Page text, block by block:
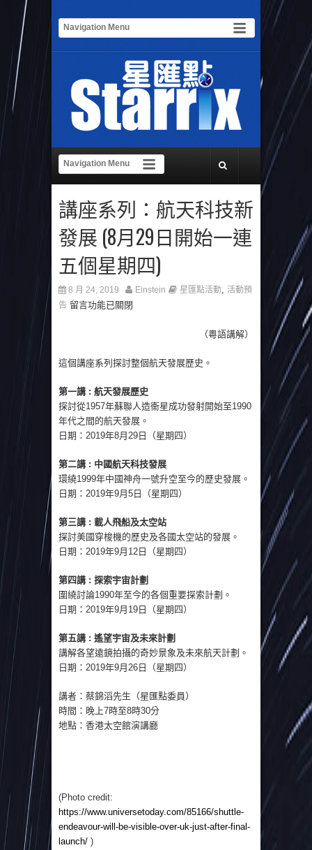
講座系列：航天科技新
發展 (8月29日開始一連
五個星期四)
8 月 24, 2019 Einstein 星匯點活動, 活動預
告 留言功能已關閉
（粵語講解）
這個講座系列探討整個航天發展歷史。
第一講 : 航天發展歷史
探討從1957年蘇聯人造衞星成功發射開始至1990
年代之間的航天發展。
日期：2019年8月29日（星期四）
第二講 : 中國航天科技發展
環繞1999年中國神舟一號升空至今的歷史發展。
日期：2019年9月5日（星期四）
第三講 : 載人飛船及太空站
探討美國穿梭機的歷史及各國太空站的發展。
日期：2019年9月12日（星期四）
第四講 : 探索宇宙計劃
圍繞討論1990年至今的各個重要探索計劃。
日期：2019年9月19日（星期四）
第五講 : 遙望宇宙及未來計劃
講解各望遠鏡拍攝的奇妙景象及未來航天計劃。
日期：2019年9月26日（星期四）
講者：蔡錦滔先生（星匯點委員）
時間：晚上7時至8時30分
地點：香港太空館演講廳
(Photo credit:
https://www.universetoday.com/85166/shuttle-
endeavour-will-be-visible-over-uk-just-after-final-
launch/ )